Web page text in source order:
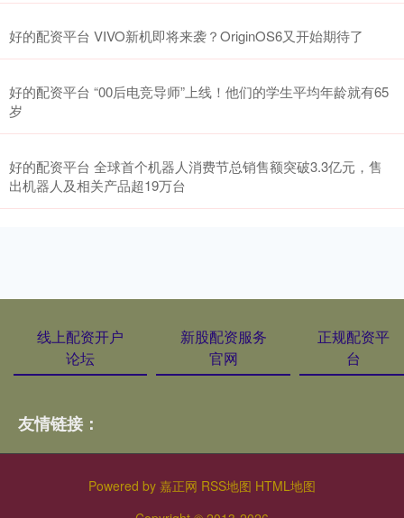
好的配资平台 VIVO新机即将来袭？OriginOS6又开始期待了
好的配资平台 “00后电竞导师”上线！他们的学生平均年龄就有65
岁
好的配资平台 全球首个机器人消费节总销售额突破3.3亿元，售
出机器人及相关产品超19万台
线上配资开户
论坛
新股配资服务
官网
正规配资平
台
友情链接：
Powered by 嘉正网 RSS地图 HTML地图